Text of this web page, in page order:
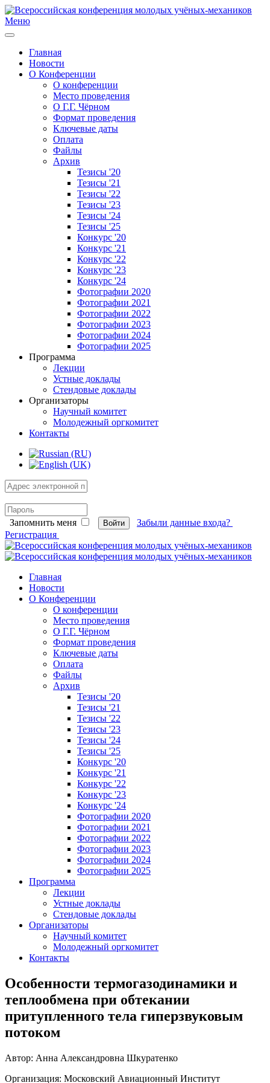
Меню
Главная
Новости
О Конференции
О конференции
Место проведения
О Г.Г. Чёрном
Формат проведения
Ключевые даты
Оплата
Файлы
Архив
Тезисы '20
Тезисы '21
Тезисы '22
Тезисы '23
Тезисы '24
Тезисы '25
Конкурс '20
Конкурс '21
Конкурс '22
Конкурс '23
Конкурс '24
Фотографии 2020
Фотографии 2021
Фотографии 2022
Фотографии 2023
Фотографии 2024
Фотографии 2025
Программа
Лекции
Устные доклады
Стендовые доклады
Организаторы
Научный комитет
Молодежный оргкомитет
Контакты
Запомнить меня Войти
Забыли данные входа?
Регистрация
Главная
Новости
О Конференции
О конференции
Место проведения
О Г.Г. Чёрном
Формат проведения
Ключевые даты
Оплата
Файлы
Архив
Тезисы '20
Тезисы '21
Тезисы '22
Тезисы '23
Тезисы '24
Тезисы '25
Конкурс '20
Конкурс '21
Конкурс '22
Конкурс '23
Конкурс '24
Фотографии 2020
Фотографии 2021
Фотографии 2022
Фотографии 2023
Фотографии 2024
Фотографии 2025
Программа
Лекции
Устные доклады
Стендовые доклады
Организаторы
Научный комитет
Молодежный оргкомитет
Контакты
Особенности термогазодинамики и
теплообмена при обтекании
притупленного тела гиперзвуковым
потоком
Автор: Анна Александровна Шкуратенко
Организация: Московский Авиационный Институт